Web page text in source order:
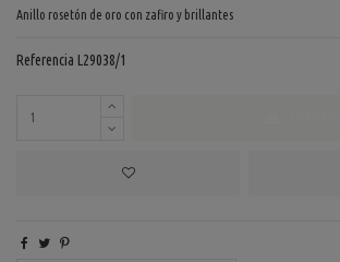
Anillo rosetón de oro con zafiro y brillantes
Referencia L29038/1